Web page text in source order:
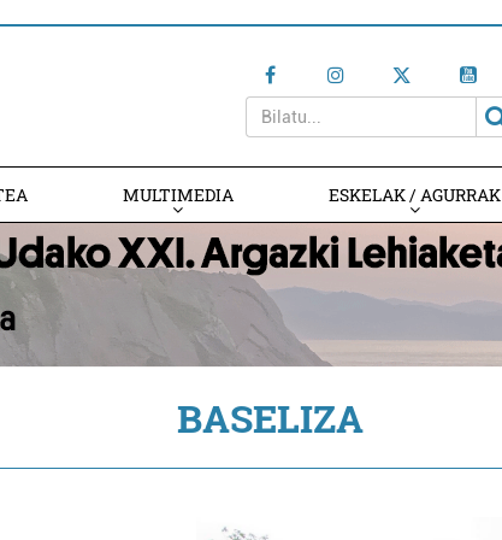
MULTIMEDIA ESKELAK / AGURRAK
BASELIZA